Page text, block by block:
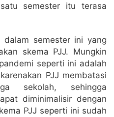
semester itu terasa
semester ini yang
skema PJJ. Mungkin
seperti ini adalah
PJJ membatasi
sekolah, sehingga
diminimalisir dengan
PJJ seperti ini sudah